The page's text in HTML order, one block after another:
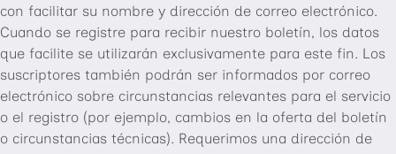
con facilitar su nombre y dirección de correo electrónico.
Cuando se registre para recibir nuestro boletín, los datos
que facilite se utilizarán exclusivamente para este fin. Los
suscriptores también podrán ser informados por correo
electrónico sobre circunstancias relevantes para el servicio
o el registro (por ejemplo, cambios en la oferta del boletín
o circunstancias técnicas). Requerimos una dirección de